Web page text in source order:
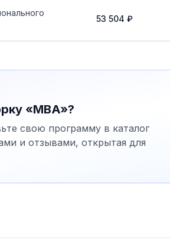
53 504 ₽
«MBA»?
свою программу в каталог
и отзывами, открытая для